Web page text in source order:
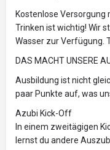
Kostenlose Versorgung
Trinken ist wichtig! Wir
Wasser zur Verfügung.
DAS MACHT UNSERE
Ausbildung ist nicht
paar Punkte auf, was
Azubi Kick-Off
In einem zweitägigen
lernst du andere